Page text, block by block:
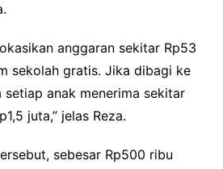
anggaran sekitar Rp53
sekolah gratis. Jika dibagi ke
setiap anak menerima sekitar
juta,” jelas Reza.
sebesar Rp500 ribu